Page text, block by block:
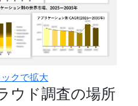
クで拡大
ウド調査の場所